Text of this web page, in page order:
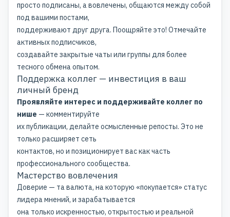
просто подписаны, а вовлечены, общаются между собой
под вашими постами,
поддерживают друг друга. Поощряйте это! Отмечайте
активных подписчиков,
создавайте закрытые чаты или группы для более
тесного обмена опытом.
Поддержка коллег — инвестиция в ваш
личный бренд
Проявляйте интерес и поддерживайте коллег по
нише — комментируйте
их публикации, делайте осмысленные репосты. Это не
только расширяет сеть
контактов, но и позиционирует вас как часть
профессионального сообщества.
Мастерство вовлечения
Доверие — та валюта, на которую «покупается» статус
лидера мнений, и зарабатывается
она только искренностью, открытостью и реальной